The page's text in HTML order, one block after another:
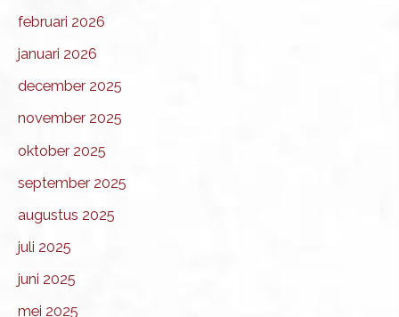
februari 2026
januari 2026
december 2025
november 2025
oktober 2025
september 2025
augustus 2025
juli 2025
juni 2025
mei 2025